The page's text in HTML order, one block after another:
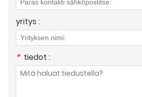
yritys :
* tiedot :